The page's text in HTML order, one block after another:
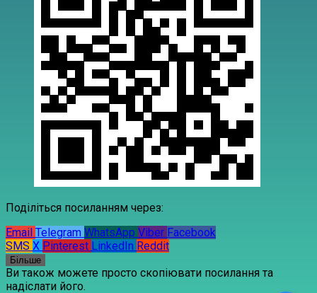
Поділіться посиланням через:
Email Telegram WhatsApp Viber Facebook
SMS X Pinterest LinkedIn Reddit
Більше
Ви також можете просто скопіювати посилання та
надіслати його.